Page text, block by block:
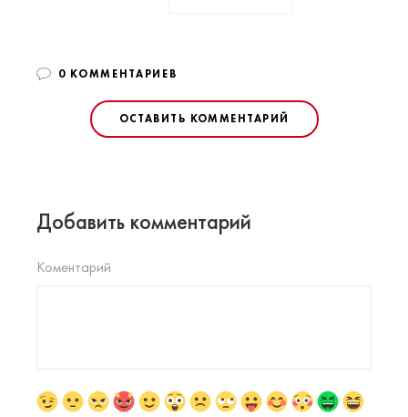
0 КОММЕНТАРИЕВ
ОСТАВИТЬ КОММЕНТАРИЙ
Добавить комментарий
Коментарий